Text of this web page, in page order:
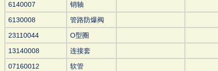
6140007
销轴
6130008
管路防爆阀
23110044
O型圈
13140008
连接套
07160012
软管